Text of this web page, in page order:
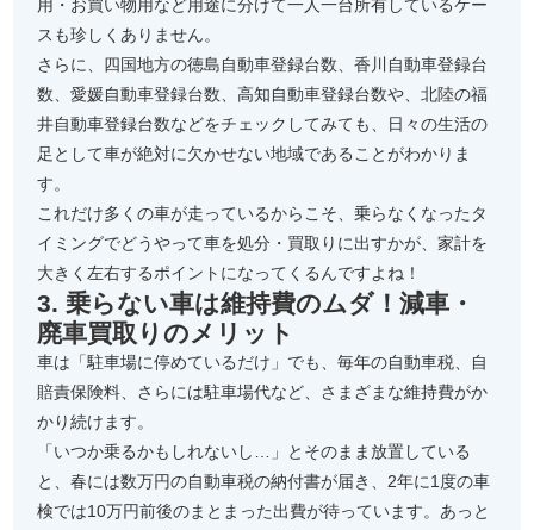
用・お買い物用など用途に分けて一人一台所有しているケー
スも珍しくありません。
さらに、四国地方の徳島自動車登録台数、香川自動車登録台
数、愛媛自動車登録台数、高知自動車登録台数や、北陸の福
井自動車登録台数などをチェックしてみても、日々の生活の
足として車が絶対に欠かせない地域であることがわかりま
す。
これだけ多くの車が走っているからこそ、乗らなくなったタ
イミングでどうやって車を処分・買取りに出すかが、家計を
大きく左右するポイントになってくるんですよね！
3. 乗らない車は維持費のムダ！減車・
廃車買取りのメリット
車は「駐車場に停めているだけ」でも、毎年の自動車税、自
賠責保険料、さらには駐車場代など、さまざまな維持費がか
かり続けます。
「いつか乗るかもしれないし…」とそのまま放置している
と、春には数万円の自動車税の納付書が届き、2年に1度の車
検では10万円前後のまとまった出費が待っています。あっと